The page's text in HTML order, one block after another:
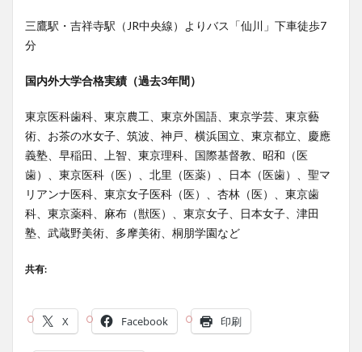
三鷹駅・吉祥寺駅（JR中央線）よりバス「仙川」下車徒歩7
分
国内外大学合格実績（過去3年間）
東京医科歯科、東京農工、東京外国語、東京学芸、東京藝
術、お茶の水女子、筑波、神戸、横浜国立、東京都立、慶應
義塾、早稲田、上智、東京理科、国際基督教、昭和（医
歯）、東京医科（医）、北里（医薬）、日本（医歯）、聖マ
リアンナ医科、東京女子医科（医）、杏林（医）、東京歯
科、東京薬科、麻布（獣医）、東京女子、日本女子、津田
塾、武蔵野美術、多摩美術、桐朋学園など
共有:
X Facebook 印刷